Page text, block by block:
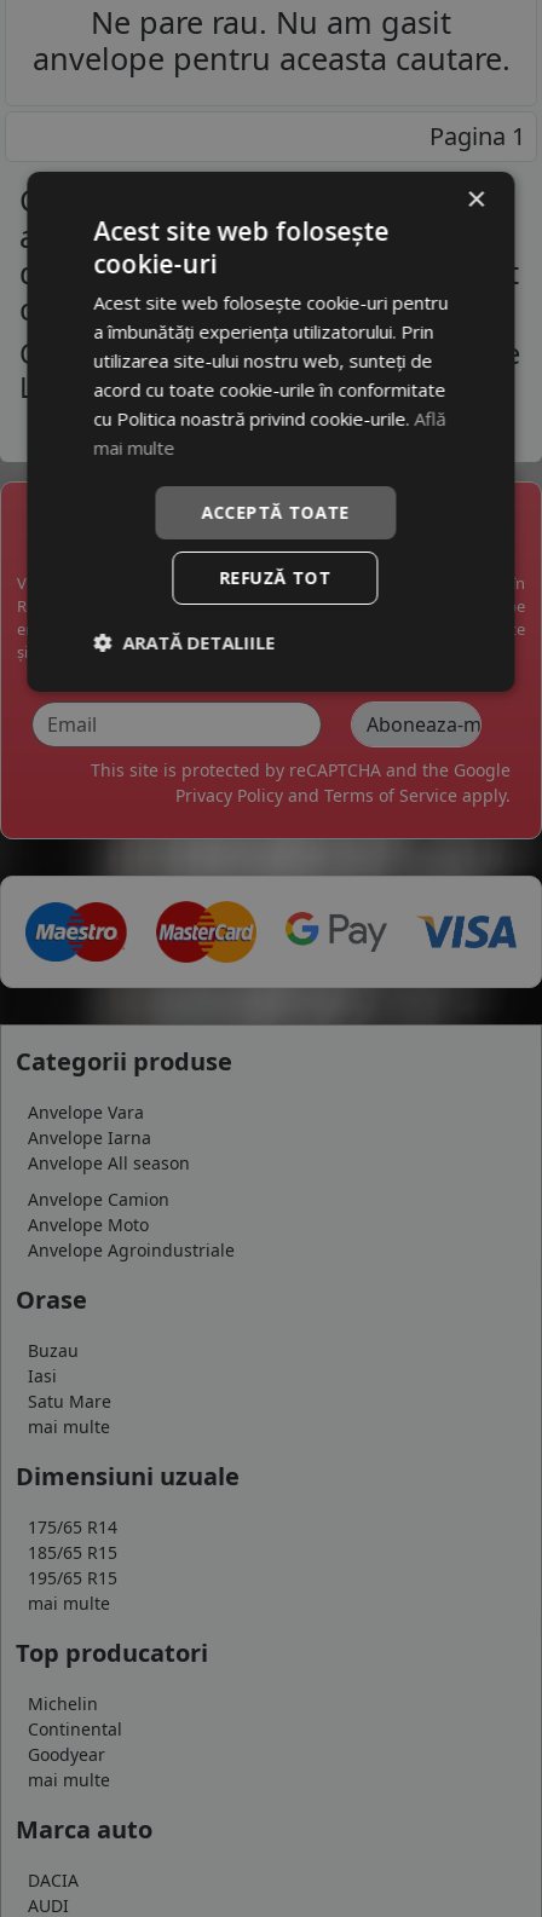
Ne pare rau. Nu am gasit
anvelope pentru aceasta cautare.
Pagina 1
Cauciucuri Bmw Z3 - Descopera
anvelopele pentru toate marcile
de masini la un raport calitate-pret
corect
Cauciucuri Bmw Z3 - Gama Variata De
La Producatori De Top
NEWSLETTER
Vreți să fiți la curent cu toate noutățile în industria anvelopelor în
România? Vreți să primiți pe email promoții exclusive? Abonați-vă pe
email și veți primi pe email o dată pe săptămână cele mai bune oferte
și noutăți.
This site is protected by reCAPTCHA and the Google
Privacy Policy and Terms of Service apply.
Categorii produse
Anvelope Vara
Anvelope Iarna
Anvelope All season
Anvelope Camion
Anvelope Moto
Anvelope Agroindustriale
Orase
Buzau
Iasi
Satu Mare
mai multe
Dimensiuni uzuale
175/65 R14
185/65 R15
195/65 R15
mai multe
Top producatori
Michelin
Continental
Goodyear
mai multe
Marca auto
DACIA
AUDI
×
Acest site web folosește
cookie-uri
Acest site web folosește cookie-uri pentru
a îmbunătăți experiența utilizatorului. Prin
utilizarea site-ului nostru web, sunteți de
acord cu toate cookie-urile în conformitate
cu Politica noastră privind cookie-urile.Află
mai multe
ACCEPTĂ TOATE
REFUZĂ TOT
ARATĂ DETALIILE